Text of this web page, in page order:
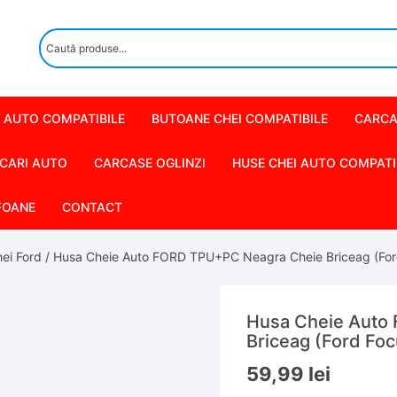
AUTO COMPATIBILE BUTOANE CHEI COMPATIBILE
AUTO CARCASE OGLINZI HUSE CHEI AUTO
CONTACT
Ford / Husa Cheie Auto FORD TPU+PC Neagra Cheie Briceag
Husa Cheie Auto
Briceag (Ford
59,99 lei